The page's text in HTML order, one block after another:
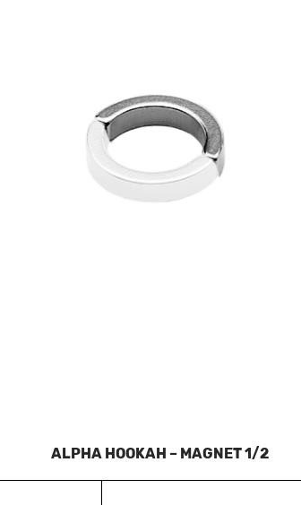
ALPHA HOOKAH – MAGNET 1/2